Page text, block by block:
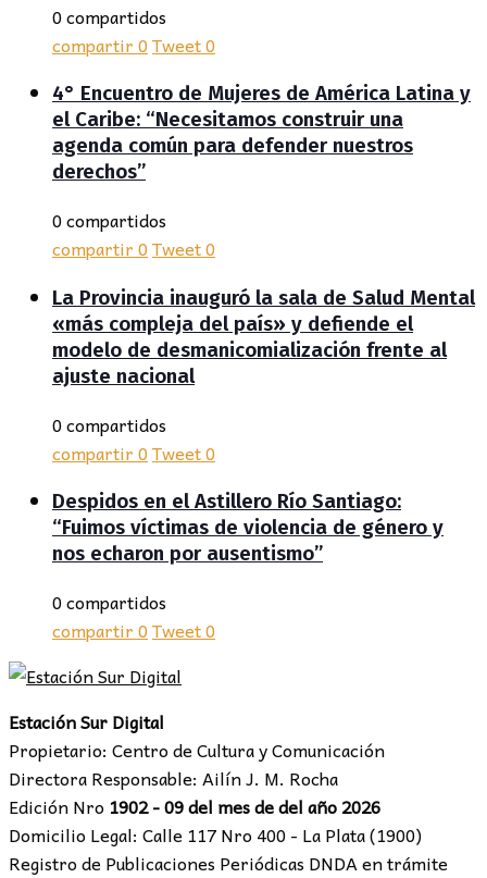
0 compartidos
compartir0Tweet0
4° Encuentro de Mujeres de América Latina y
el Caribe: “Necesitamos construir una
agenda común para defender nuestros
derechos”
0 compartidos
compartir0Tweet0
La Provincia inauguró la sala de Salud Mental
«más compleja del país» y defiende el
modelo de desmanicomialización frente al
ajuste nacional
0 compartidos
compartir0Tweet0
Despidos en el Astillero Río Santiago:
“Fuimos víctimas de violencia de género y
nos echaron por ausentismo”
0 compartidos
compartir0Tweet0
Estación Sur Digital
Propietario: Centro de Cultura y Comunicación
Directora Responsable: Ailín J. M. Rocha
Edición Nro 1902 - 09 del mes de del año 2026
Domicilio Legal: Calle 117 Nro 400 - La Plata (1900)
Registro de Publicaciones Periódicas DNDA en trámite